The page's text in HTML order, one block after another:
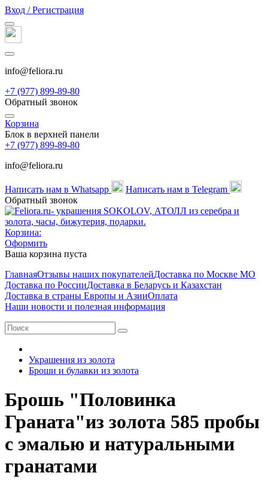
Вход / Регистрация
info@feliora.ru
+7 (977) 899-89-80
Обратный звонок
Корзина
Блок в верхней панели
+7 (977) 899-89-80
info@feliora.ru
Написать нам в Whatsapp
Написать нам в Telegram
Обратный звонок
Корзина:
Оформить
Ваша корзина пуста
ГлавнаяОтзывы наших покупателейДоставка по Москве МО
Доставка по РоссииДоставка в Беларусь и Казахстан
Доставка в страны Европы и АзииОплата
Наши новости и полезная информация
Украшения из золота
Броши и булавки из золота
Брошь "Половинка
Граната"из золота 585 пробы
с эмалью и натуральными
гранатами